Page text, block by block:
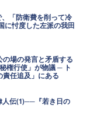
「防衛費を削って冷
に忖度した左派の我田
の場の発言と矛盾する
権行使」が物議 ─ ト
任追及」にある
人伝(1)──『若き日の